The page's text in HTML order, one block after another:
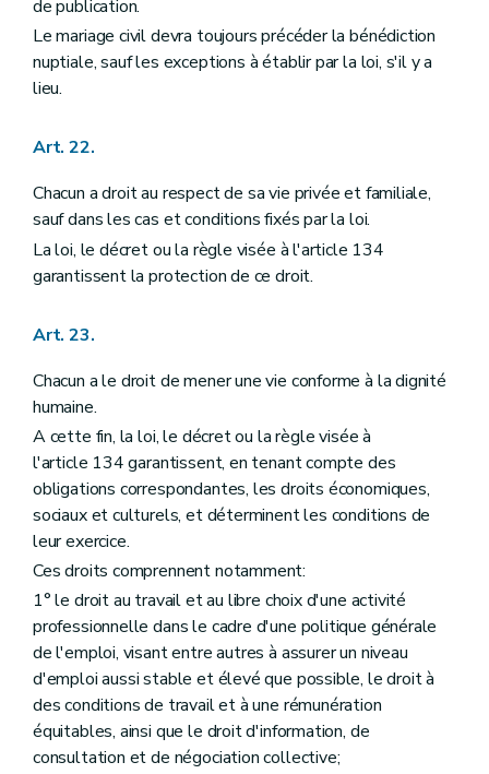
de publication.
Le mariage civil devra toujours précéder la bénédiction
nuptiale, sauf les exceptions à établir par la loi, s'il y a
lieu.
Art. 22.
Chacun a droit au respect de sa vie privée et familiale,
sauf dans les cas et conditions fixés par la loi.
La loi, le décret ou la règle visée à l'article 134
garantissent la protection de ce droit.
Art. 23.
Chacun a le droit de mener une vie conforme à la dignité
humaine.
A cette fin, la loi, le décret ou la règle visée à
l'article 134 garantissent, en tenant compte des
obligations correspondantes, les droits économiques,
sociaux et culturels, et déterminent les conditions de
leur exercice.
Ces droits comprennent notamment:
1° le droit au travail et au libre choix d'une activité
professionnelle dans le cadre d'une politique générale
de l'emploi, visant entre autres à assurer un niveau
d'emploi aussi stable et élevé que possible, le droit à
des conditions de travail et à une rémunération
équitables, ainsi que le droit d'information, de
consultation et de négociation collective;